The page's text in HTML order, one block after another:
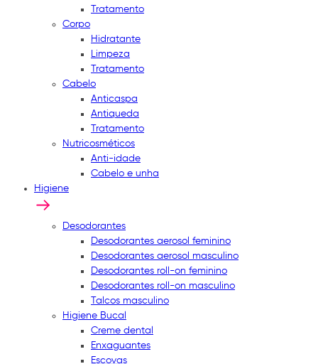
Tratamento
Corpo
Hidratante
Limpeza
Tratamento
Cabelo
Anticaspa
Antiqueda
Tratamento
Nutricosméticos
Anti-idade
Cabelo e unha
Higiene
Desodorantes
Desodorantes aerosol feminino
Desodorantes aerosol masculino
Desodorantes roll-on feminino
Desodorantes roll-on masculino
Talcos masculino
Higiene Bucal
Creme dental
Enxaguantes
Escovas